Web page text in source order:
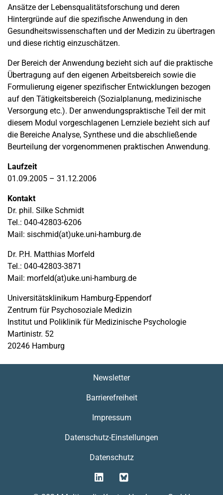
Ansätze der Lebensqualitätsforschung und deren
Hintergründe auf die spezifische Anwendung in den
Gesundheitswissenschaften und der Medizin zu übertragen
und diese richtig einzuschätzen.
Der Bereich der Anwendung bezieht sich auf die praktische
Übertragung auf den eigenen Arbeitsbereich sowie die
Formulierung eigener spezifischer Entwicklungen bezogen
auf den Tätigkeitsbereich (Sozialplanung, medizinische
Versorgung etc.). Der anwendungspraktische Teil der mit
diesem Modul vorgeschlagenen Lernziele bezieht sich auf
die Bereiche Analyse, Synthese und die abschließende
Beurteilung der vorgenommenen praktischen Anwendung.
Laufzeit
01.09.2005 – 31.12.2006
Kontakt
Dr. phil. Silke Schmidt
Tel.: 040-42803-6206
Mail: sischmid(at)uke.uni-hamburg.de
Dr. P.H. Matthias Morfeld
Tel.: 040-42803-3871
Mail: morfeld(at)uke.uni-hamburg.de
Universitätsklinikum Hamburg-Eppendorf
Zentrum für Psychosoziale Medizin
Institut und Poliklinik für Medizinische Psychologie
Martinistr. 52
20246 Hamburg
Datenschutz
Datenschutz-Einstellungen
Impressum
Barrierefreiheit
Newsletter